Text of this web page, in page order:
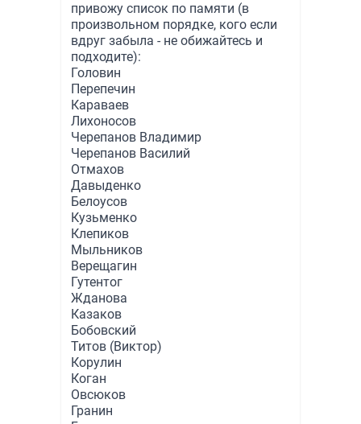
привожу список по памяти (в
произвольном порядке, кого если
вдруг забыла - не обижайтесь и
подходите):
Головин
Перепечин
Караваев
Лихоносов
Черепанов Владимир
Черепанов Василий
Отмахов
Давыденко
Белоусов
Кузьменко
Клепиков
Мыльников
Верещагин
Гутентог
Жданова
Казаков
Бобовский
Титов (Виктор)
Корулин
Коган
Овсюков
Гранин